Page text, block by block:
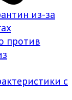
из-за
против
с